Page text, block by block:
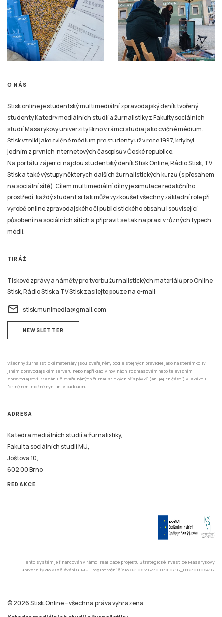
O NÁS
Stisk online je studentský multimediální zpravodajský deník tvořený
studenty Katedry mediálních studií a žurnalistiky z Fakulty sociálních
studií Masarykovy univerzity Brno v rámci studia jako cvičné médium.
Stisk vznikl jako cvičné médium pro studenty už v roce 1997, kdy byl
jedním z prvních internetových časopisů v České republice.
Na portálu zájemci najdou studentský deník Stisk Online, Rádio Stisk, TV
Stisk a také výstupy některých dalších žurnalistických kurzů (s přesahem
na sociální sítě). Cílem multimediální dílny je simulace redakčního
prostředí, každý student si tak může vyzkoušet všechny základní role při
výrobě online zpravodajského či publicistického obsahu i související
působení na sociálních sítích a připravit se tak na praxi v různých typech
médií.
TIRÁŽ
Tiskové zprávy a náměty pro tvorbu žurnalistických materiálů pro Online
Stisk, Rádio Stisk a TV Stisk zasílejte pouze na e-mail:
email stisk.munimedia@gmail.com
NEWSLETTER
Všechny žurnalistické materiály jsou zveřejněny podle stejných pravidel jako na kterémkoliv
jiném zpravodajském serveru nebo například v novinách, rozhlasovém nebo televizním
zpravodajství. Mazání už zveřejněných žurnalistických příspěvků (ani jejich částí) v jakékoli
formě není možné nyní ani v budoucnu.
ADRESA
Katedra mediálních studií a žurnalistiky,
Fakulta sociálních studií MU,
Joštova 10,
602 00 Brno
REDAKCE
Tento systém je financován v rámci realizace projektu Strategické investice Masarykovy
univerzity do vzdělávání SIMU+ registrační číslo CZ.02.2.67/0.0/0.0/16_016/0002416.
© 2026 Stisk.Online – všechna práva vyhrazena